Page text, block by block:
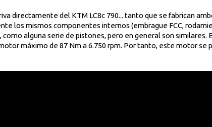
directamente del KTM LC8c 790... tanto que se fabrican
los mismos componentes internos (embrague FCC,
como alguna serie de pistones, pero en general son similares.
máximo de 87 Nm a 6.750 rpm. Por tanto, este motor se